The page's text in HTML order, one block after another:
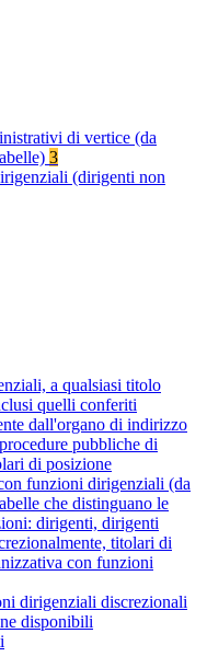
di vertice (da
3
(dirigenti non
a qualsiasi titolo
quelli conferiti
dall'organo di indirizzo
pubbliche di
di posizione
funzioni dirigenziali (da
che distinguano le
dirigenti, dirigenti
titolari di
con funzioni
dirigenziali discrezionali
disponibili